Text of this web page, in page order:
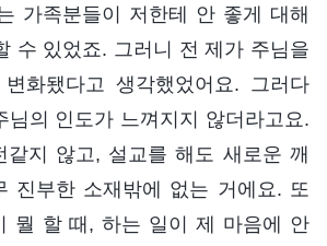
가족분들이 저한테 안 좋게 대해
수 있었죠. 그러니 전 제가 주님을
화됐다고 생각했었어요. 그러다
님의 인도가 느껴지지 않더라고요.
같지 않고, 설교를 해도 새로운 깨
진부한 소재밖에 없는 거에요. 또
뭘 할 때, 하는 일이 제 마음에 안